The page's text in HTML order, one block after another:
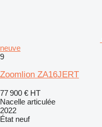
neuve
9
Zoomlion ZA16JERT
77 900 € HT
Nacelle articulée
2022
État neuf